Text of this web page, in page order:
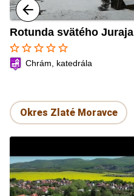
Rotunda svätého Juraja
star_border star_border star_border star_border star_border
Chrám, katedrála
Okres Zlaté Moravce